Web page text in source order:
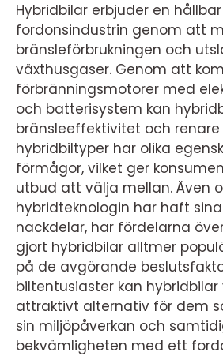
Hybridbilar erbjuder en
fordonsindustrin genom att
bränsleförbrukningen och
växthusgaser. Genom att
förbränningsmotorer med
och batterisystem kan
bränsleeffektivitet och renare
hybridbiltyper har olika
förmågor, vilket ger
utbud att välja mellan. Även
hybridteknologin har haft
nackdelar, har fördelarna
gjort hybridbilar alltmer
på de avgörande
biltentusiaster kan
attraktivt alternativ för dem
sin miljöpåverkan och
bekvämligheten med ett